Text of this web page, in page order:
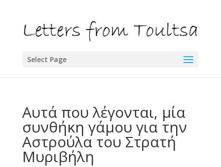
Select Page
Αυτά που λέγονται, μία
συνθήκη γάμου για την
Αστρούλα του Στρατή
Μυριβήλη